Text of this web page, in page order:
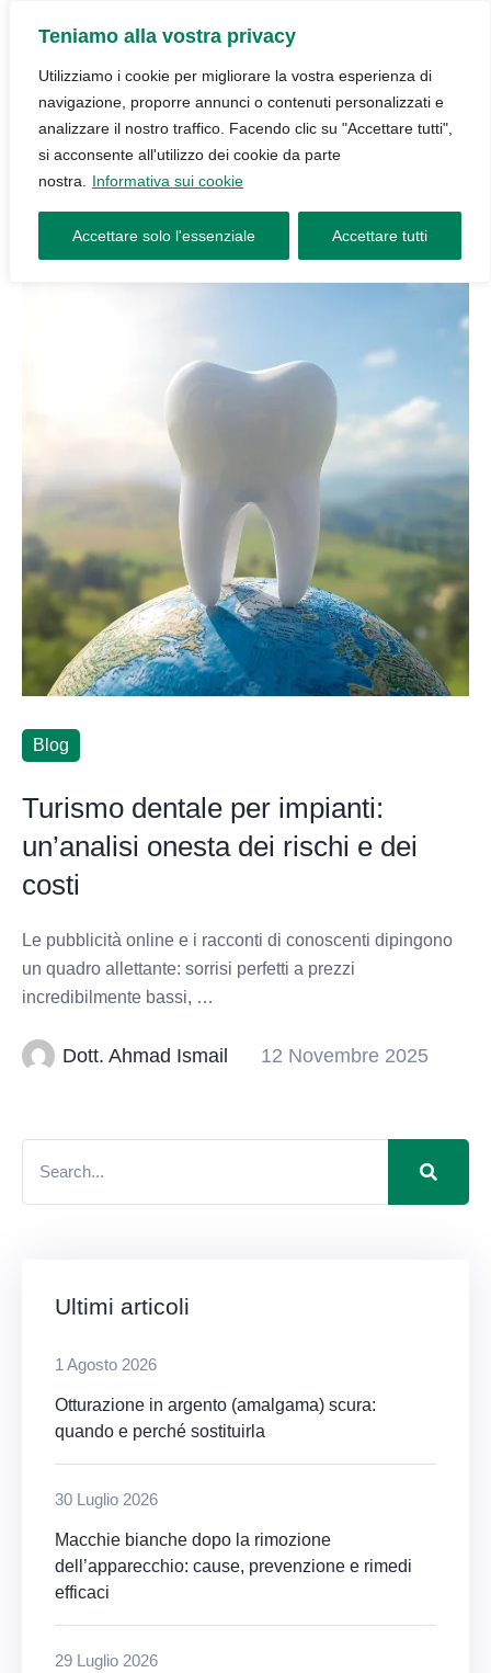
Teniamo alla vostra privacy
Utilizziamo i cookie per migliorare la vostra esperienza di
navigazione, proporre annunci o contenuti personalizzati e
analizzare il nostro traffico. Facendo clic su "Accettare tutti",
si acconsente all'utilizzo dei cookie da parte
nostra.
Informativa sui cookie
Accettare solo l'essenziale Accettare tutti
Blog
Turismo dentale per impianti:
un’analisi onesta dei rischi e dei
costi
Le pubblicità online e i racconti di conoscenti dipingono
un quadro allettante: sorrisi perfetti a prezzi
incredibilmente bassi, …
Dott. Ahmad Ismail 12 Novembre 2025
Ultimi articoli
1 Agosto 2026
Otturazione in argento (amalgama) scura:
quando e perché sostituirla
30 Luglio 2026
Macchie bianche dopo la rimozione
dell’apparecchio: cause, prevenzione e rimedi
efficaci
29 Luglio 2026